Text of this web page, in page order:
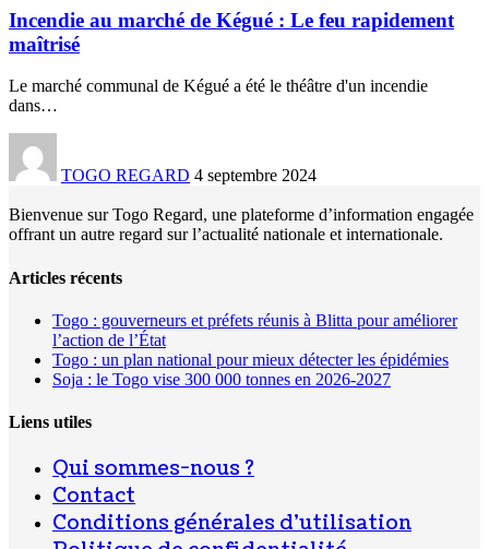
Incendie au marché de Kégué : Le feu rapidement
maîtrisé
Le marché communal de Kégué a été le théâtre d'un incendie
dans…
TOGO REGARD 4 septembre 2024
Bienvenue sur Togo Regard, une plateforme d’information engagée
offrant un autre regard sur l’actualité nationale et internationale.
Articles récents
Togo : gouverneurs et préfets réunis à Blitta pour améliorer
l’action de l’État
Togo : un plan national pour mieux détecter les épidémies
Soja : le Togo vise 300 000 tonnes en 2026-2027
Liens utiles
Qui sommes-nous ?
Contact
Conditions générales d’utilisation